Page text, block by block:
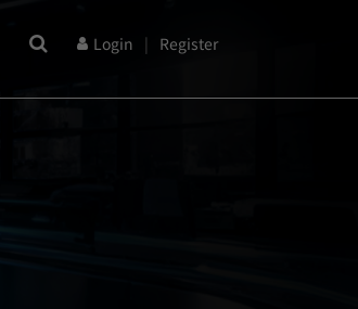
Login | Register